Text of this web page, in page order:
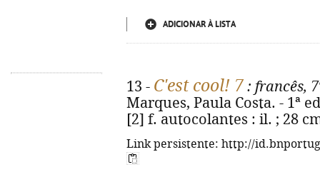
ADICIONAR À LISTA
13 - C'est cool! 7 : francês,
Marques, Paula Costa. - 1ª
[2] f. autocolantes : il. ; 28
Link persistente: http://